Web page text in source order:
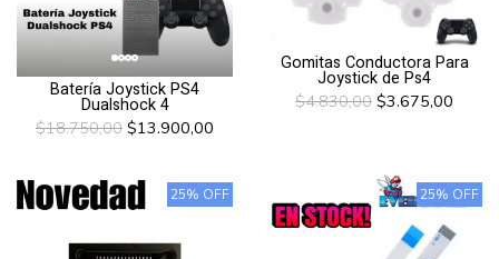
Batería Joystick PS4
Dualshock 4
$18.750,00 $13.900,00
Gomitas Conductora Para
Joystick de Ps4
$4.830,00 $3.675,00
25% OFF 25% OFF